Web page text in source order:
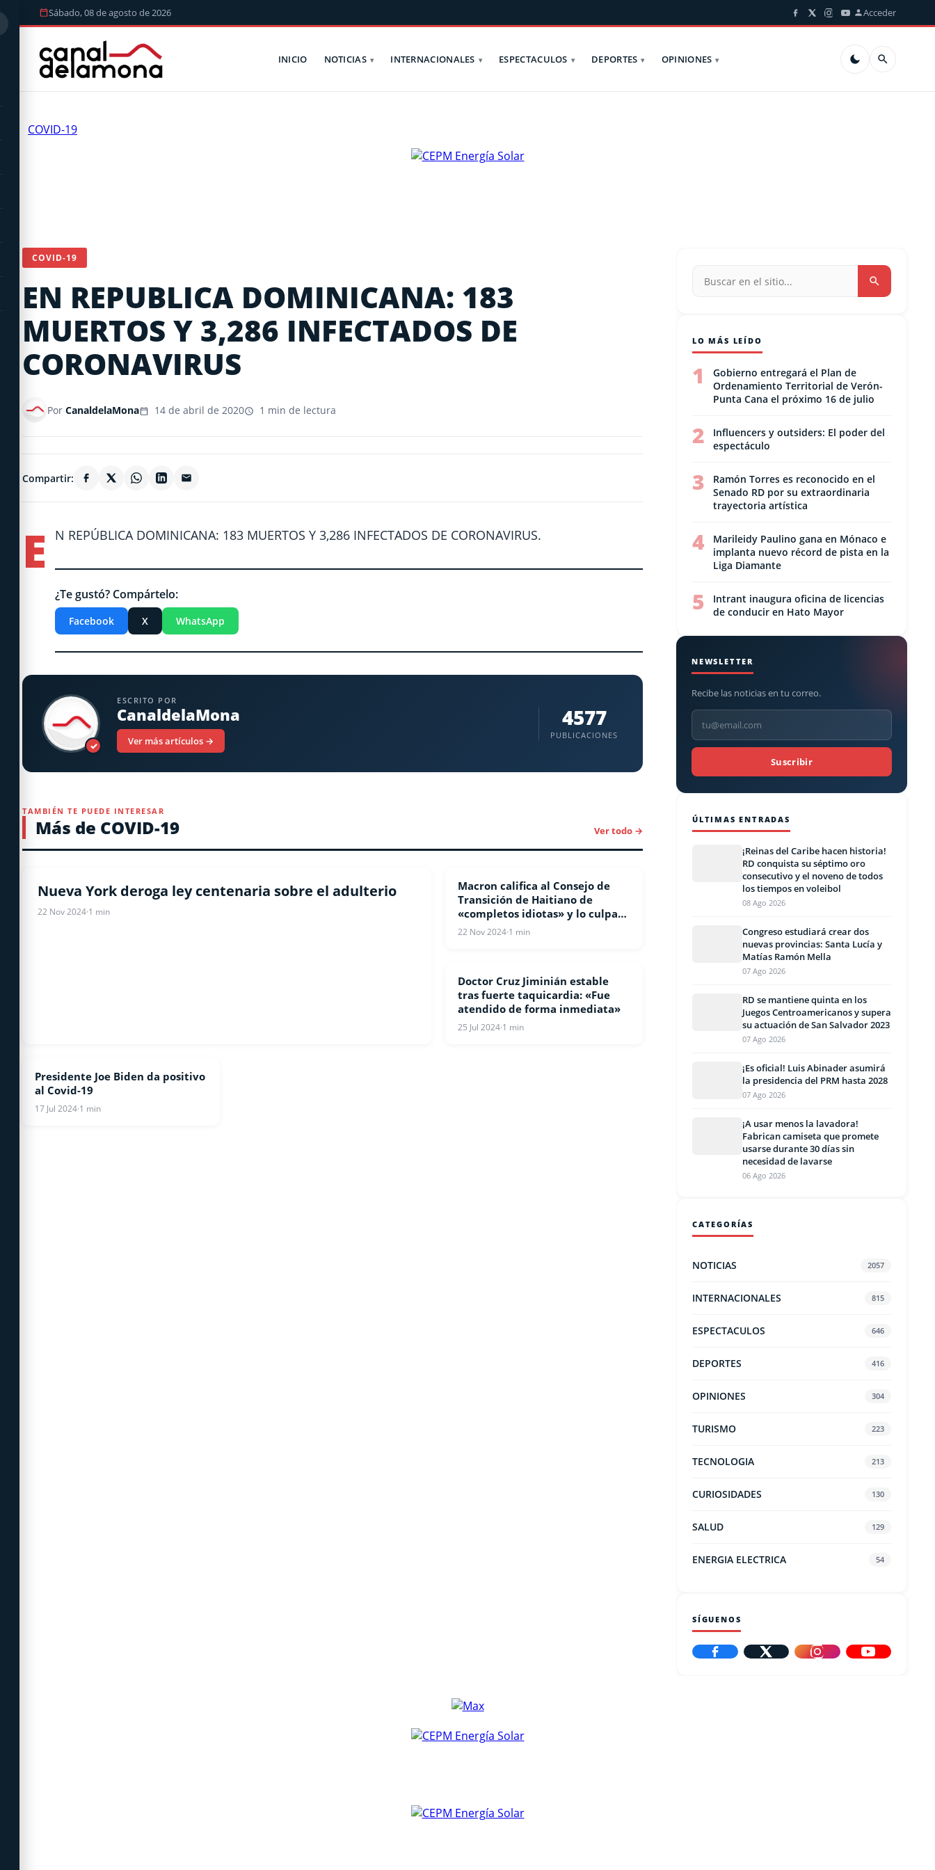
Sábado, 08 de agosto de 2026 Acceder
INICIO NOTICIAS INTERNACIONALES ESPECTACULOS DEPORTES OPINIONES
COVID-19
COVID-19
EN REPUBLICA DOMINICANA: 183
MUERTOS Y 3,286 INFECTADOS DE
CORONAVIRUS
Por CanaldelaMona 14 de abril de 2020 1 min de lectura
Compartir:
E N REPÚBLICA DOMINICANA: 183 MUERTOS Y 3,286 INFECTADOS DE CORONAVIRUS.
¿Te gustó? Compártelo:
Facebook X WhatsApp
✓
ESCRITO POR
CanaldelaMona
Ver más artículos →
4577
PUBLICACIONES
TAMBIÉN TE PUEDE INTERESAR
Más de COVID-19 Ver todo →
Nueva York deroga ley centenaria sobre el adulterio
22 Nov 2024·1 min
COVID-19
Macron califica al Consejo de
Transición de Haitiano de
«completos idiotas» y lo culpa
de «destruir Haití»
22 Nov 2024·1 min
COVID-19
Doctor Cruz Jiminián estable
tras fuerte taquicardia: «Fue
atendido de forma inmediata»
25 Jul 2024·1 min
COVID-19
Presidente Joe Biden da positivo
al Covid-19
17 Jul 2024·1 min
LO MÁS LEÍDO
1
Gobierno entregará el Plan de
Ordenamiento Territorial de Verón-
Punta Cana el próximo 16 de julio
2
Influencers y outsiders: El poder del
espectáculo
3
Ramón Torres es reconocido en el
Senado RD por su extraordinaria
trayectoria artística
4
Marileidy Paulino gana en Mónaco e
implanta nuevo récord de pista en la
Liga Diamante
5
Intrant inaugura oficina de licencias
de conducir en Hato Mayor
NEWSLETTER
Recibe las noticias en tu correo.
Suscribir
ÚLTIMAS ENTRADAS
¡Reinas del Caribe hacen historia!
RD conquista su séptimo oro
consecutivo y el noveno de todos
los tiempos en voleibol
08 Ago 2026
Congreso estudiará crear dos
nuevas provincias: Santa Lucía y
Matías Ramón Mella
07 Ago 2026
RD se mantiene quinta en los
Juegos Centroamericanos y supera
su actuación de San Salvador 2023
07 Ago 2026
¡Es oficial! Luis Abinader asumirá
la presidencia del PRM hasta 2028
07 Ago 2026
¡A usar menos la lavadora!
Fabrican camiseta que promete
usarse durante 30 días sin
necesidad de lavarse
06 Ago 2026
CATEGORÍAS
NOTICIAS 2057
INTERNACIONALES 815
ESPECTACULOS 646
DEPORTES 416
OPINIONES 304
TURISMO 223
TECNOLOGIA 213
CURIOSIDADES 130
SALUD 129
ENERGIA ELECTRICA 54
SÍGUENOS